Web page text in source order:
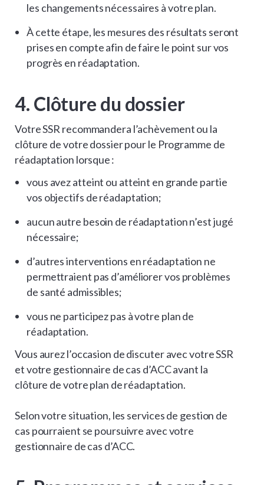
les changements nécessaires à votre plan.
À cette étape, les mesures des résultats seront
prises en compte afin de faire le point sur vos
progrès en réadaptation.
4. Clôture du dossier
Votre SSR recommandera l’achèvement ou la
clôture de votre dossier pour le Programme de
réadaptation lorsque :
vous avez atteint ou atteint en grande partie
vos objectifs de réadaptation;
aucun autre besoin de réadaptation n’est jugé
nécessaire;
d’autres interventions en réadaptation ne
permettraient pas d’améliorer vos problèmes
de santé admissibles;
vous ne participez pas à votre plan de
réadaptation.
Vous aurez l’occasion de discuter avec votre SSR
et votre gestionnaire de cas d’ACC avant la
clôture de votre plan de réadaptation.
Selon votre situation, les services de gestion de
cas pourraient se poursuivre avec votre
gestionnaire de cas d’ACC.